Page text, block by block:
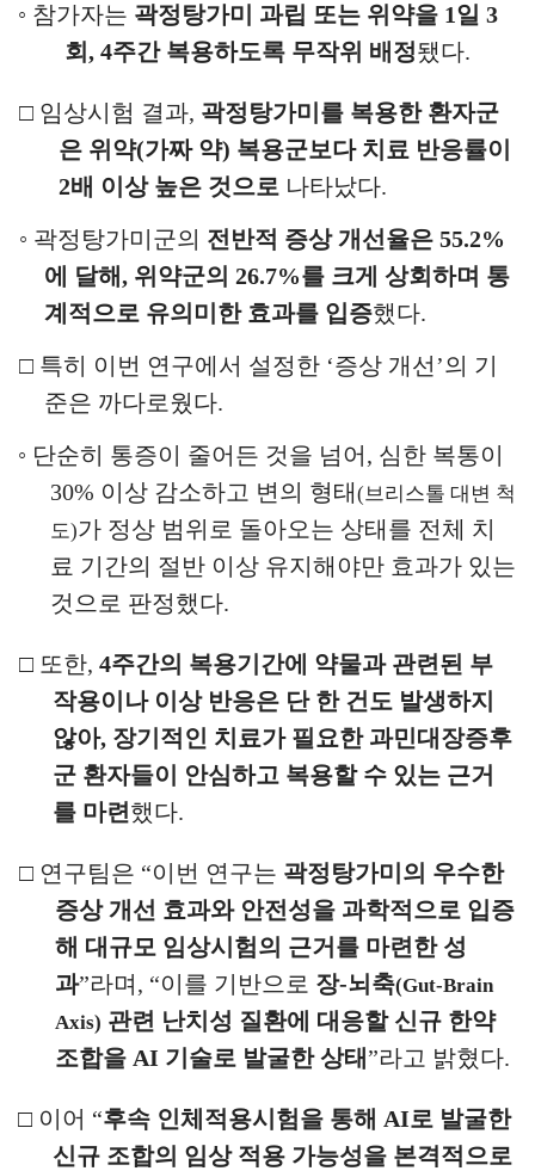
◦ 참가자는 곽정탕가미 과립 또는 위약을 1일3
회, 4주간 복용하도록 무작위 배정됐다.
□ 임상시험 결과, 곽정탕가미를 복용한 환자군
은 위약(가짜 약) 복용군보다 치료 반응률이
2배 이상 높은 것으로 나타났다.
◦ 곽정탕가미군의 전반적 증상 개선율은 55.2%
에 달해, 위약군의 26.7%를 크게 상회하며 통
계적으로 유의미한 효과를 입증했다.
□ 특히 이번 연구에서 설정한 ‘증상 개선’의 기
준은 까다로웠다.
◦ 단순히 통증이 줄어든 것을 넘어 , 심한 복통이
30% 이상 감소하고 변의 형태 (브리스톨 대변 척
도)가 정상 범위로 돌아오는 상태를 전체 치
료 기간의 절반 이상 유지해야만 효과가 있는
것으로 판정했다.
□ 또한, 4주간의 복용기간에 약물과 관련된 부
작용이나 이상 반응은 단 한 건도 발생하지
않아, 장기적인 치료가 필요한 과민대장증후
군 환자들이 안심하고 복용할 수 있는 근거
를 마련했다.
□ 연구팀은 “이번 연구는 곽정탕가미의 우수한
증상 개선 효과와 안전성을 과학적으로 입증
해 대규모 임상시험의 근거를 마련한 성
과”라며 , “이를 기반으로 장-뇌축(Gut-Brain
Axis) 관련 난치성 질환에 대응할 신규 한약
조합을 AI 기술로 발굴한 상태”라고 밝혔다.
□ 이어 “후속 인체적용시험을 통해AI로 발굴한
신규 조합의 임상 적용 가능성을 본격적으로